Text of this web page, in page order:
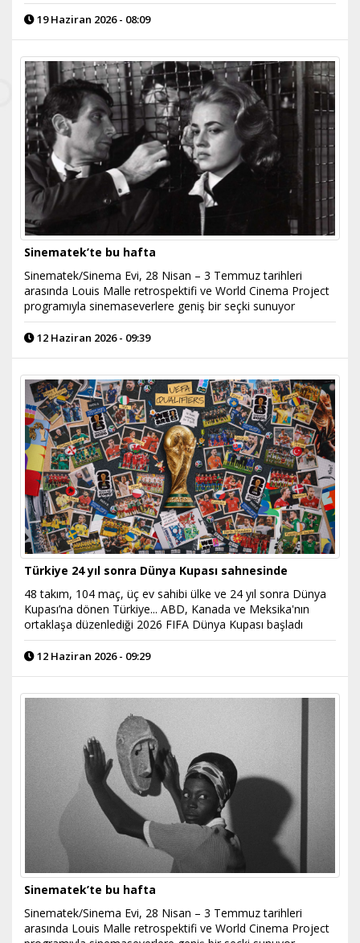
19 Haziran 2026 - 08:09
Sinematek’te bu hafta
Sinematek/Sinema Evi, 28 Nisan – 3 Temmuz tarihleri
arasında Louis Malle retrospektifi ve World Cinema Project
programıyla sinemaseverlere geniş bir seçki sunuyor
12 Haziran 2026 - 09:39
Türkiye 24 yıl sonra Dünya Kupası sahnesinde
48 takım, 104 maç, üç ev sahibi ülke ve 24 yıl sonra Dünya
Kupası’na dönen Türkiye... ABD, Kanada ve Meksika'nın
ortaklaşa düzenlediği 2026 FIFA Dünya Kupası başladı
12 Haziran 2026 - 09:29
Sinematek’te bu hafta
Sinematek/Sinema Evi, 28 Nisan – 3 Temmuz tarihleri
arasında Louis Malle retrospektifi ve World Cinema Project